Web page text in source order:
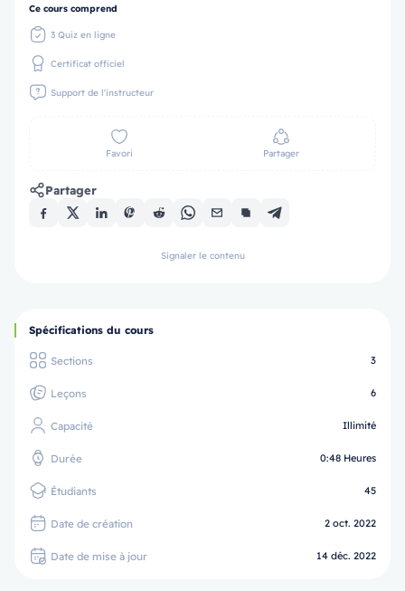
Ce cours comprend
3 Quiz en ligne
Certificat officiel
Support de l'instructeur
Favori Partager
Partager
Signaler le contenu
Spécifications du cours
Sections 3
Leçons 6
Capacité Illimité
Durée 0:48 Heures
Étudiants 45
Date de création 2 oct. 2022
Date de mise à jour 14 déc. 2022